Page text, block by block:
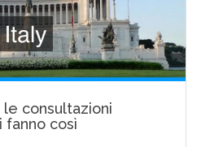
consultazioni
fanno così